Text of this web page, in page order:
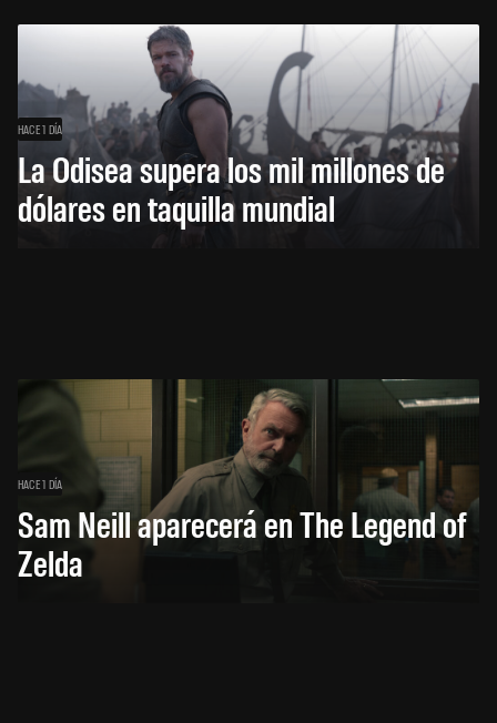
HACE 1 DÍA
La Odisea supera los mil millones de
dólares en taquilla mundial
HACE 1 DÍA
Sam Neill aparecerá en The Legend of
Zelda